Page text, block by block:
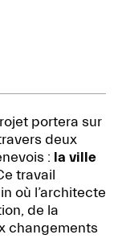
portera sur
deux
: la ville
travail
où l’architecte
de la
changements